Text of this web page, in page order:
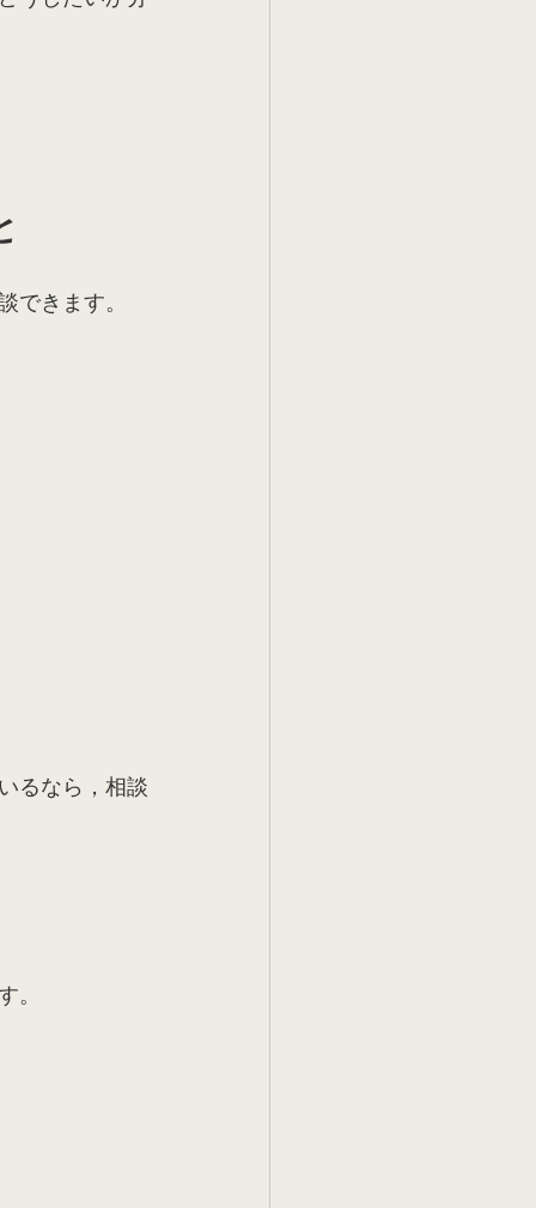
できます。
るなら，相談
。